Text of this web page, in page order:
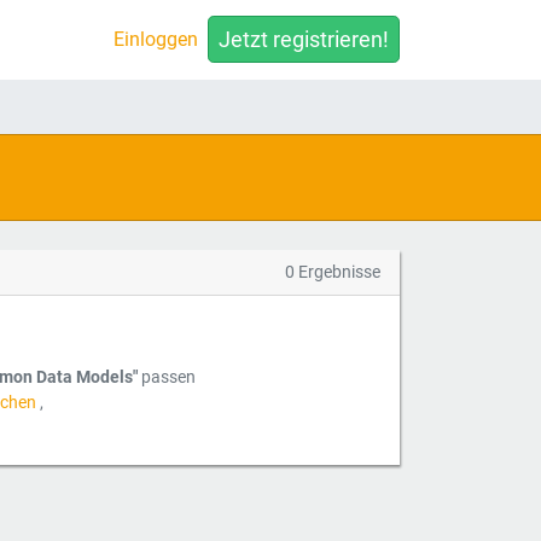
Einloggen Jetzt registrieren!
0 Ergebnisse
Data Models" passen
,